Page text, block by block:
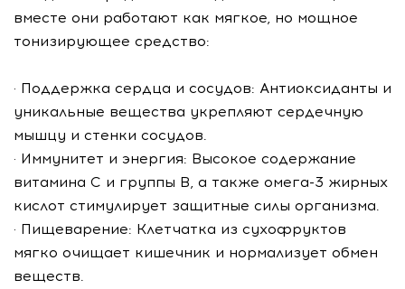
вместе они работают как мягкое, но мощное
тонизирующее средство:
· Поддержка сердца и сосудов: Антиоксиданты и
уникальные вещества укрепляют сердечную
мышцу и стенки сосудов.
· Иммунитет и энергия: Высокое содержание
витамина С и группы В, а также омега-3 жирных
кислот стимулирует защитные силы организма.
· Пищеварение: Клетчатка из сухофруктов
мягко очищает кишечник и нормализует обмен
веществ.